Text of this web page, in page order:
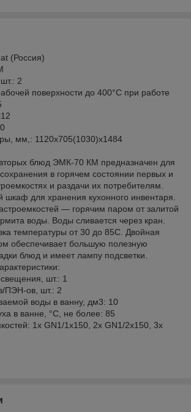
(Россия)
2
поверхности до 400°С при работе
мм,: 1120x705(1030)x1484
блюд ЭМК-70 КМ предназначен для
в горячем состоянии первых и
и раздачи их потребителям.
шкаф для хранения кухонного инвентаря.
— горячим паром от залитой
воды. Воды сливается через кран.
температуры от 30 до 85С. Двойная
обеспечивает большую полезную
блюд и имеет лампу подсветки.
шт.: 1
ПЭН-ов, шт.: 2
воды в ванну, дм3: 10
в ванне, °С, не более: 85
1x GN1/1x150, 2x GN1/2x150, 3x